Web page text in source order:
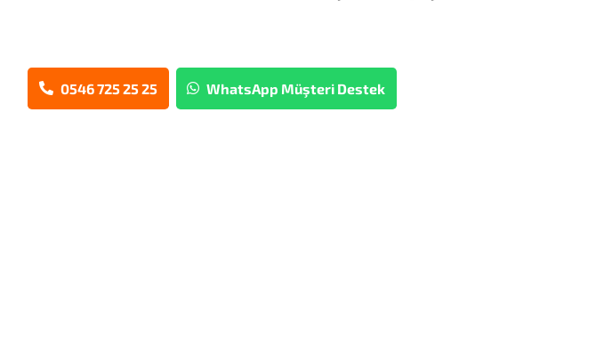
0546 725 25 25 WhatsApp Müşteri Destek